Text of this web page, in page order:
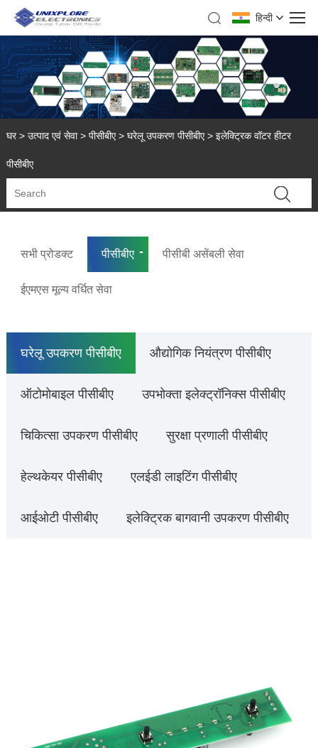
हिन्दी
घर > उत्पाद एवं सेवा> पीसीबीए> घरेलू उपकरण पीसीबीए> इलेक्ट्रिक वॉटर हीटर
पीसीबीए
सभी प्रोडक्ट पीसीबीए पीसीबी असेंबली सेवा
ईएमएस मूल्य वर्धित सेवा
घरेलू उपकरण पीसीबीए औद्योगिक नियंत्रण पीसीबीए
ऑटोमोबाइल पीसीबीए उपभोक्ता इलेक्ट्रॉनिक्स पीसीबीए
चिकित्सा उपकरण पीसीबीए सुरक्षा प्रणाली पीसीबीए
हेल्थकेयर पीसीबीए एलईडी लाइटिंग पीसीबीए
आईओटी पीसीबीए इलेक्ट्रिक बागवानी उपकरण पीसीबीए